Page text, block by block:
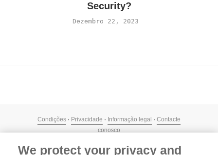
Security?
Dezembro 22, 2023
Condições · Privacidade · Informação legal · Contacte
conosco
© 2026 freelancermap GmbH
We protect your privacy and